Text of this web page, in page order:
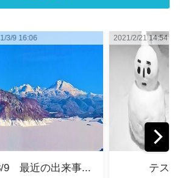
2021/2/21 14:54
テスト...
2021/3/16 07:23
四国歩